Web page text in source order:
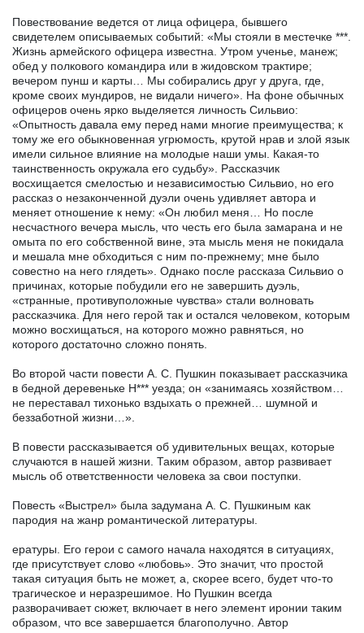
Повествование ведется от лица офицера, бывшего
свидетелем описываемых событий: «Мы стояли в местечке ***.
Жизнь армейского офицера известна. Утром ученье, манеж;
обед у полкового командира или в жидовском трактире;
вечером пунш и карты… Мы собирались друг у друга, где,
кроме своих мундиров, не видали ничего». На фоне обычных
офицеров очень ярко выделяется личность Сильвио:
«Опытность давала ему перед нами многие преимущества; к
тому же его обыкновенная угрюмость, крутой нрав и злой язык
имели сильное влияние на молодые наши умы. Какая-то
таинственность окружала его судьбу». Рассказчик
восхищается смелостью и независимостью Сильвио, но его
рассказ о незаконченной дуэли очень удивляет автора и
меняет отношение к нему: «Он любил меня… Но после
несчастного вечера мысль, что честь его была замарана и не
омыта по его собственной вине, эта мысль меня не покидала
и мешала мне обходиться с ним по-прежнему; мне было
совестно на него глядеть». Однако после рассказа Сильвио о
причинах, которые побудили его не завершить дуэль,
«странные, противуположные чувства» стали волновать
рассказчика. Для него герой так и остался человеком, которым
можно восхищаться, на которого можно равняться, но
которого достаточно сложно понять.
Во второй части повести А. С. Пушкин показывает рассказчика
в бедной деревеньке Н*** уезда; он «занимаясь хозяйством…
не переставал тихонько вздыхать о прежней… шумной и
беззаботной жизни…».
В повести рассказывается об удивительных вещах, которые
случаются в нашей жизни. Таким образом, автор развивает
мысль об ответственности человека за свои поступки.
Повесть «Выстрел» была задумана А. С. Пушкиным как
пародия на жанр романтической литературы.
ературы. Его герои с самого начала находятся в ситуациях,
где присутствует слово «любовь». Это значит, что простой
такая ситуация быть не может, а, скорее всего, будет что-то
трагическое и неразрешимое. Но Пушкин всегда
разворачивает сюжет, включает в него элемент иронии таким
образом, что все завершается благополучно. Автор